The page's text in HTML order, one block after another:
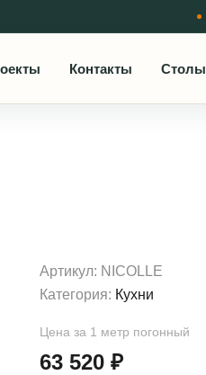
Контакты Столы
Артикул: NICOLLE
Категория: Кухни
Цена за 1 метр погонный
63 520 ₽